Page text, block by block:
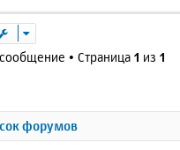
• Страница 1 из 1
форумов